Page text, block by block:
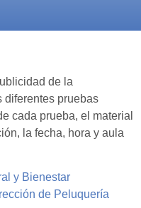
de la
diferentes pruebas
cada prueba, el material
la fecha, hora y aula
y Bienestar
de Peluquería